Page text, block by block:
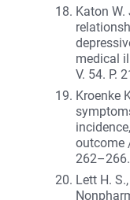
Katon
medical
V. 54. P.
Kroenke
outcome
262–266.
Lett H.